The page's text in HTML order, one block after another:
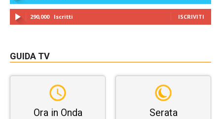
290,000 Iscritti ISCRIVITI
GUIDA TV
Ora in Onda Serata